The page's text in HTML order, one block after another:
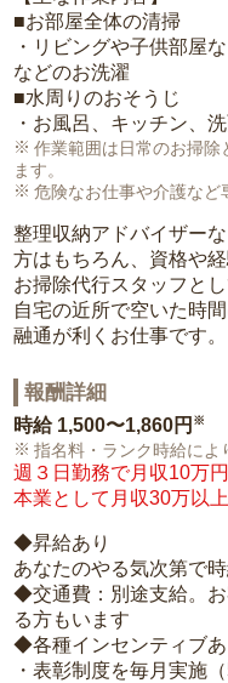
■お部屋全体の清掃
・リビングや子供部屋
などのお洗濯
■水周りのおそうじ
・お風呂、キッチン、
作業範囲は日常のお掃除
ます。
危険なお仕事や介護など
整理収納アドバイザー
方はもちろん、資格や
お掃除代行スタッフと
自宅の近所で空いた時
融通が利くお仕事です。
報酬詳細
時給 1,500〜1,860円 ※
指名料・ランク時給によ
週３日勤務で月収10万
本業として月収30万以
◆昇給あり
あなたのやる気次第で
◆交通費：別途支給。
る方もいます
◆各種インセンティブあ
・表彰制度を毎月実施